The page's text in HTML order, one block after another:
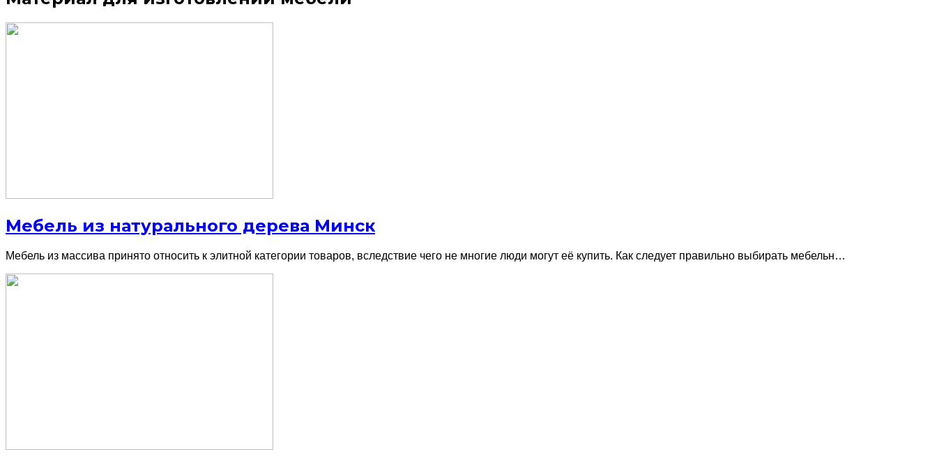
Мебель из натурального дерева Минск
Мебель из массива принято относить к элитной категории товаров, вследствие чего не многие люди могут её купить. Как следует правильно выбирать мебельн…